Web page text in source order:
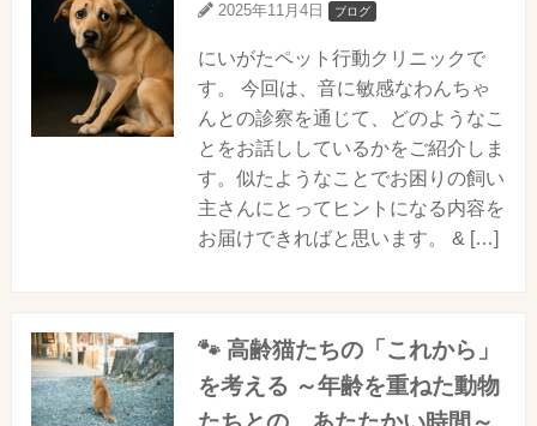
2025年11月4日 ブログ
にいがたペット行動クリニックで
す。 今回は、音に敏感なわんちゃ
んとの診察を通じて、どのようなこ
とをお話ししているかをご紹介しま
す。似たようなことでお困りの飼い
主さんにとってヒントになる内容を
お届けできればと思います。 & […]
🐾 高齢猫たちの「これから」
を考える ～年齢を重ねた動物